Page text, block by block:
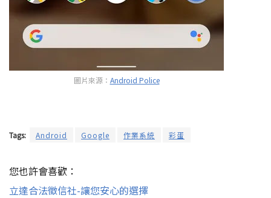
圖片來源： Android Police
Tags: Android Google 作業系統 彩蛋
您也許會喜歡：
立達合法徵信社-讓您安心的選擇